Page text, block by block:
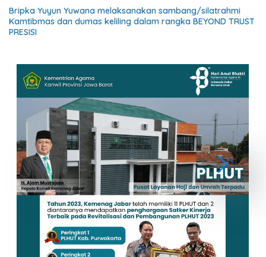
Bripka Yuyun Yuwana melaksanakan sambang/silatrahmi
Kamtibmas dan dumas keliling dalam rangka BEYOND TRUST
PRESISI